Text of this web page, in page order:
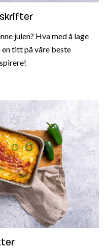
julen? Hva med å lage
en titt på våre beste